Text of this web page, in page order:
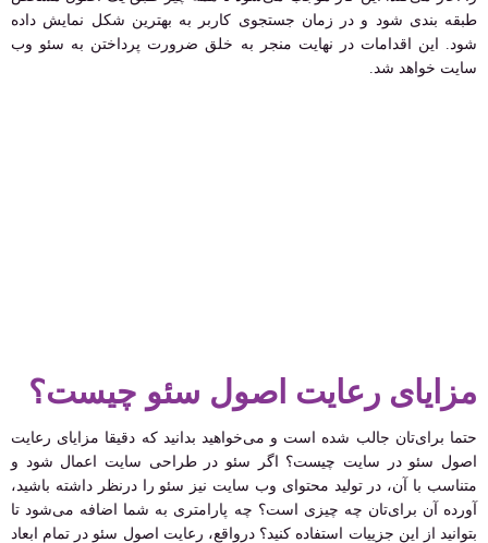
طبقه بندی شود و در زمان جستجوی کاربر به بهترین شکل نمایش داده
شود. این اقدامات در نهایت منجر به خلق ضرورت پرداختن به سئو وب
سایت خواهد شد.
مزایای رعایت اصول سئو چیست؟
حتما برای‌تان جالب شده است و می‌خواهید بدانید که دقیقا مزایای رعایت
اصول سئو در سایت چیست؟ اگر سئو در طراحی سایت اعمال شود و
متناسب با آن، در تولید محتوای وب سایت نیز سئو را درنظر داشته باشید،
آورده آن برای‌تان چه چیزی است؟ چه پارامتری به شما اضافه می‌شود تا
بتوانید از این جزییات استفاده کنید؟ درواقع، رعایت اصول سئو در تمام ابعاد